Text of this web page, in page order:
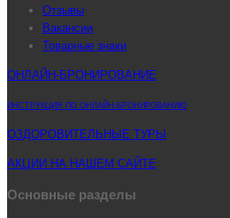
Отзывы
Вакансии
Товарные знаки
ОНЛАЙН-БРОНИРОВАНИЕ
ИНСТРУКЦИЯ ПО ОНЛАЙН-БРОНИРОВАНИЮ
ОЗДОРОВИТЕЛЬНЫЕ ТУРЫ
АКЦИИ НА НАШЕМ САЙТЕ
Основные разделы